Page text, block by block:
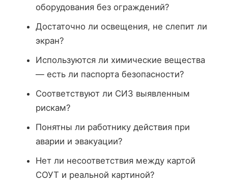
оборудования без ограждений?
Достаточно ли освещения, не слепит ли
экран?
Используются ли химические вещества
— есть ли паспорта безопасности?
Соответствуют ли СИЗ выявленным
рискам?
Понятны ли работнику действия при
аварии и эвакуации?
Нет ли несоответствия между картой
СОУТ и реальной картиной?